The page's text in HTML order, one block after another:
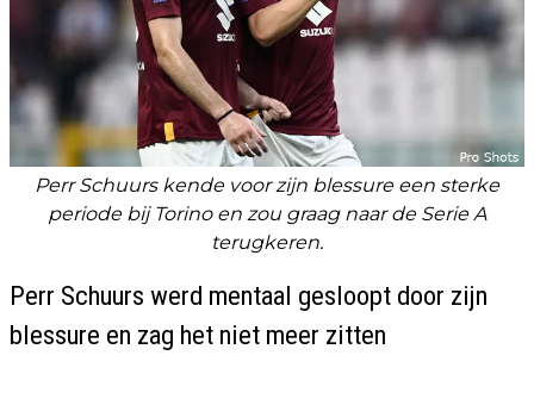
Perr Schuurs kende voor zijn blessure een sterke
periode bij Torino en zou graag naar de Serie A
terugkeren.
Perr Schuurs werd mentaal gesloopt door zijn
blessure en zag het niet meer zitten